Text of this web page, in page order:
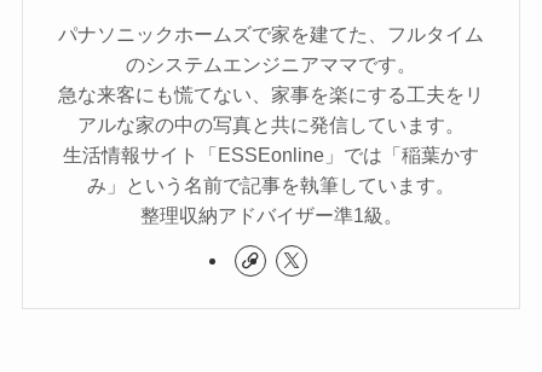
パナソニックホームズで家を建てた、フルタイム
のシステムエンジニアママです。
急な来客にも慌てない、家事を楽にする工夫をリ
アルな家の中の写真と共に発信しています。
生活情報サイト「ESSEonline」では「稲葉かす
み」という名前で記事を執筆しています。
整理収納アドバイザー準1級。